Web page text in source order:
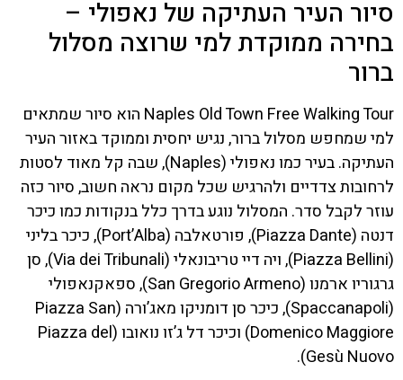
סיור העיר העתיקה של נאפולי –
בחירה ממוקדת למי שרוצה מסלול
ברור
Naples Old Town Free Walking Tour הוא סיור שמתאים
למי שמחפש מסלול ברור, נגיש יחסית וממוקד באזור העיר
העתיקה. בעיר כמו נאפולי (Naples), שבה קל מאוד לסטות
לרחובות צדדיים ולהרגיש שכל מקום נראה חשוב, סיור כזה
עוזר לקבל סדר. המסלול נוגע בדרך כלל בנקודות כמו כיכר
דנטה (Piazza Dante), פורטאלבה (Port’Alba), כיכר בליני
(Piazza Bellini), ויה דיי טריבונאלי (Via dei Tribunali), סן
גרגוריו ארמנו (San Gregorio Armeno), ספאקנאפולי
(Spaccanapoli), כיכר סן דומניקו מאג’ורה (Piazza San
Domenico Maggiore) וכיכר דל ג’זו נואובו (Piazza del
Gesù Nuovo).